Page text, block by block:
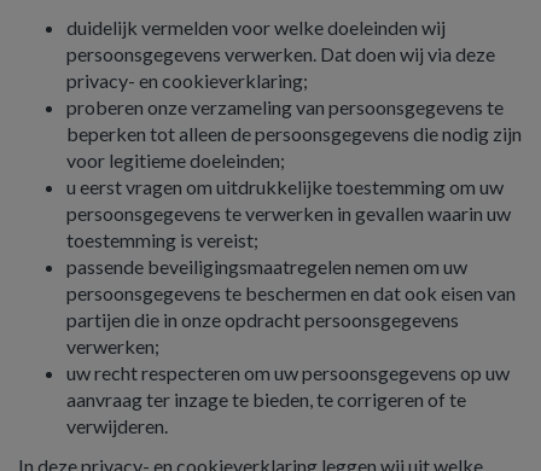
duidelijk vermelden voor welke doeleinden wij
persoonsgegevens verwerken. Dat doen wij via deze
privacy- en cookieverklaring;
proberen onze verzameling van persoonsgegevens te
beperken tot alleen de persoonsgegevens die nodig zijn
voor legitieme doeleinden;
u eerst vragen om uitdrukkelijke toestemming om uw
persoonsgegevens te verwerken in gevallen waarin uw
toestemming is vereist;
passende beveiligingsmaatregelen nemen om uw
persoonsgegevens te beschermen en dat ook eisen van
partijen die in onze opdracht persoonsgegevens
verwerken;
uw recht respecteren om uw persoonsgegevens op uw
aanvraag ter inzage te bieden, te corrigeren of te
verwijderen.
In deze privacy- en cookieverklaring leggen wij uit welke